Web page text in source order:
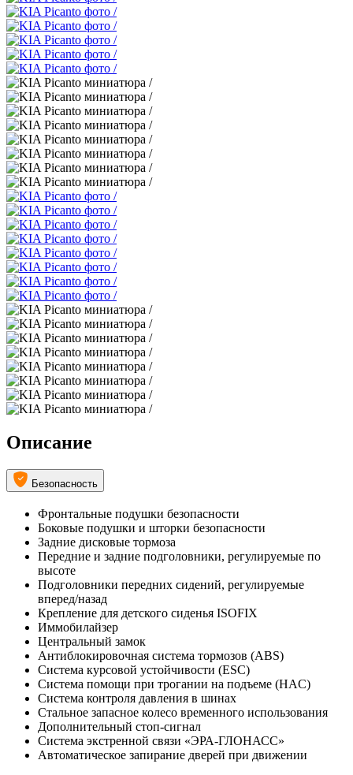
Описание
Безопасность
Фронтальные подушки безопасности
Боковые подушки и шторки безопасности
Задние дисковые тормоза
Передние и задние подголовники, регулируемые по
высоте
Подголовники передних сидений, регулируемые
вперед/назад
Крепление для детского сиденья ISOFIX
Иммобилайзер
Центральный замок
Антиблокировочная система тормозов (ABS)
Система курсовой устойчивости (ESC)
Система помощи при трогании на подъеме (HAC)
Система контроля давления в шинах
Стальное запасное колесо временного использования
Дополнительный стоп-сигнал
Система экстренной связи «ЭРА-ГЛОНАСС»
Автоматическое запирание дверей при движении